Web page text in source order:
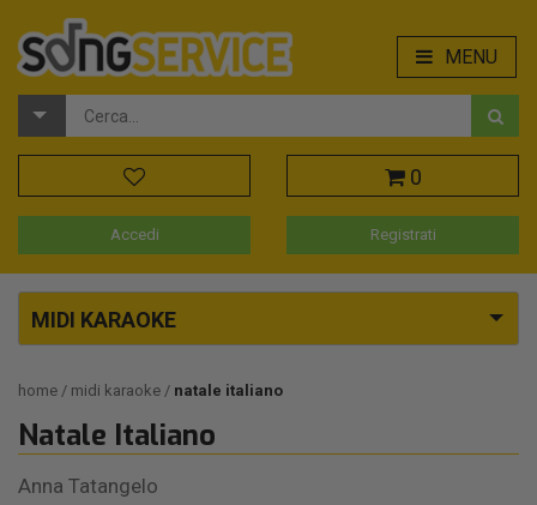
MENU
0
Accedi Registrati
MIDI KARAOKE
home midi karaoke natale italiano
Natale Italiano
Anna Tatangelo